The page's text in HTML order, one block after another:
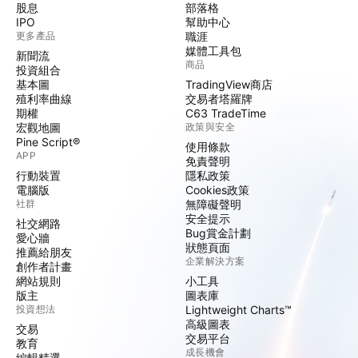
股息
IPO
更多產品
新聞流
投資組合
基本圖
殖利率曲線
期權
宏觀地圖
Pine Script®
APP
行動裝置
電腦版
社群
社交網路
愛心牆
推薦給朋友
創作者計畫
網站規則
版主
投資想法
交易
教育
部落格
幫助中心
職涯
媒體工具包
商品
TradingView商店
交易者塔羅牌
C63 TradeTime
政策與安全
使用條款
免責聲明
隱私政策
Cookies政策
無障礙聲明
安全提示
Bug賞金計劃
狀態頁面
企業解決方案
小工具
圖表庫
Lightweight Charts™
高級圖表
交易平台
成長機會